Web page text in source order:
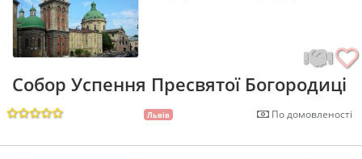
Собор Успення Пресвятої Богородиці
Львів По домовленості